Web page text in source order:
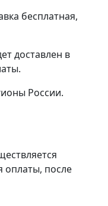
бесплатная,
доставлен в
России.
оплаты, после